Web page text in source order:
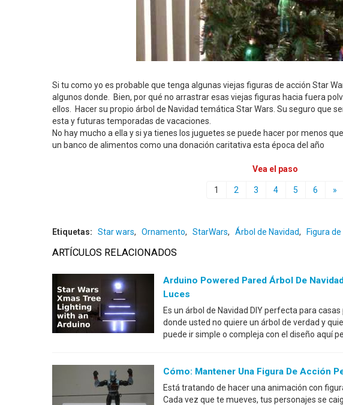
Si tu como yo es probable que tenga algunas viejas figuras de acción Star
algunos donde. Bien, por qué no arrastrar esas viejas figuras hacia fuera
ellos. Hacer su propio árbol de Navidad temática Star Wars. Su seguro que
esta y futuras temporadas de vacaciones.
No hay mucho a ella y si ya tienes los juguetes se puede hacer por menos
un banco de alimentos como una donación caritativa esta época del año
Vea el paso
1 2 3 4 5 6 »
Etiquetas: Star wars, Ornamento, StarWars, Árbol de Navidad, Figura
ARTÍCULOS RELACIONADOS
Arduino Powered Pared Árbol De
Luces
Es un árbol de Navidad DIY perfecta para
donde usted no quiere un árbol de verdad y
puede ir simple o compleja con el diseño aquí
Cómo: Mantener Una Figura De Acción
Está tratando de hacer una animación con
Cada vez que te mueves, tus personajes se